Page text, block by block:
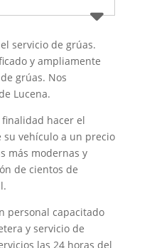
servicio de grúas.
y ampliamente
grúas. Nos
Lucena.
hacer el
vehículo a un precio
más modernas y
de cientos de
personal capacitado
y servicio de
las 24 horas del